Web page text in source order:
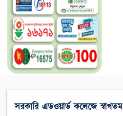
সরকারি এডওয়ার্ড কলেজে স্বাগতম